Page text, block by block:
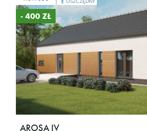
OSZCZĘDNY
- 400 ZŁ
AROSA IV